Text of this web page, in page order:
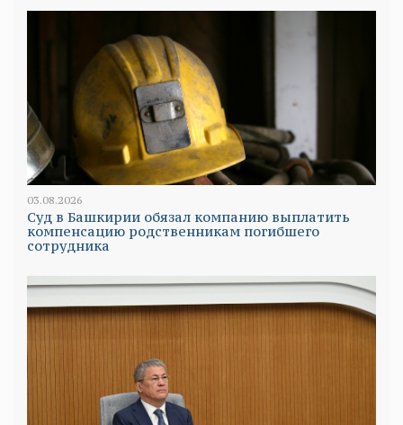
03.08.2026
Суд в Башкирии обязал компанию выплатить
компенсацию родственникам погибшего
сотрудника